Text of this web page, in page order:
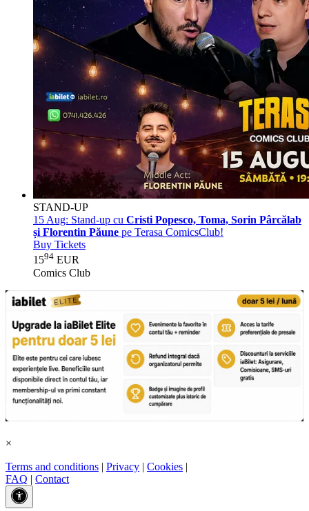
STAND-UP
15 Aug: Stand-up cu Cristi Popesco, Toma, Sorin Pârcălab
și Florentin Păune pe Terasa ComicsClub!
Buy Tickets
1594 EUR
Comics Club
×
Terms and conditions | Privacy | Cookies |
FAQ | Contact